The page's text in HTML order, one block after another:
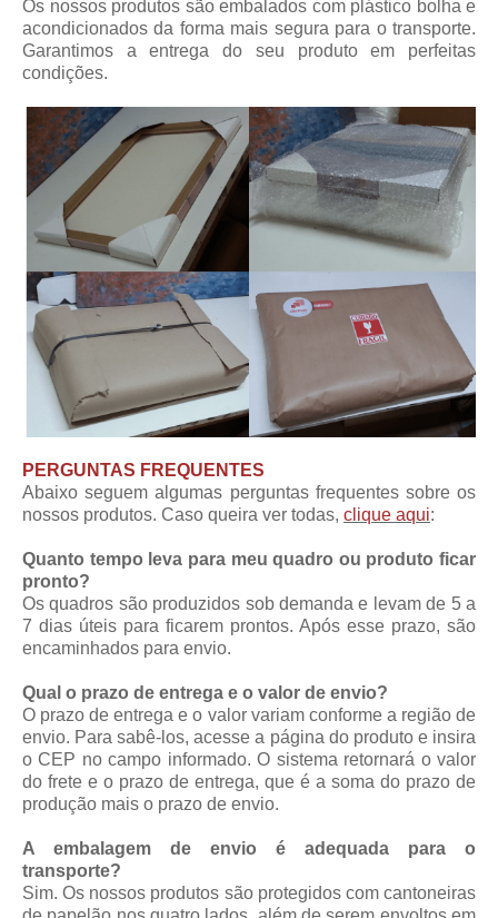
Os nossos produtos são embalados com plástico bolha e
acondicionados da forma mais segura para o transporte.
Garantimos a entrega do seu produto em perfeitas
condições.
PERGUNTAS FREQUENTES
Abaixo seguem algumas perguntas frequentes sobre os
nossos produtos. Caso queira ver todas, clique aqui:
Quanto tempo leva para meu quadro ou produto ficar
pronto?
Os quadros são produzidos sob demanda e levam de 5 a
7 dias úteis para ficarem prontos. Após esse prazo, são
encaminhados para envio.
Qual o prazo de entrega e o valor de envio?
O prazo de entrega e o valor variam conforme a região de
envio. Para sabê-los, acesse a página do produto e insira
o CEP no campo informado. O sistema retornará o valor
do frete e o prazo de entrega, que é a soma do prazo de
produção mais o prazo de envio.
A embalagem de envio é adequada para o
transporte?
Sim. Os nossos produtos são protegidos com cantoneiras